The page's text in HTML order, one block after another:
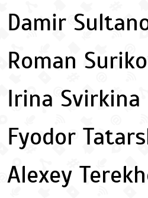
Damir
Roman
Irina Svirkina
Fyodor
Alexey